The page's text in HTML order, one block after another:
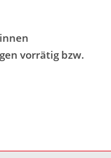
vorrätig bzw.